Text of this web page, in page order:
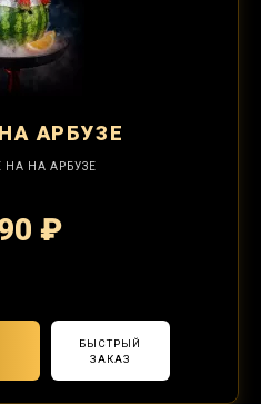
НА АРБУЗЕ
НА НА АРБУЗЕ
₽
БЫСТРЫЙ
ЗАКАЗ